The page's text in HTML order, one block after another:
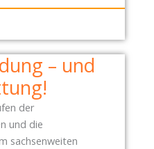
– und
der
und die
sachsenweiten